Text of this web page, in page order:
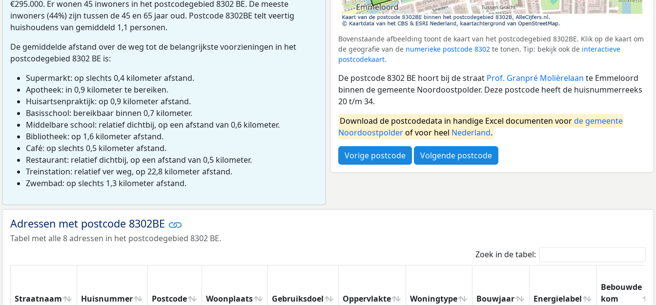
€295.000. Er wonen 45 inwoners in het postcodegebied 8302 BE. De meeste
inwoners (44%) zijn tussen de 45 en 65 jaar oud. Postcode 8302BE telt veertig
huishoudens van gemiddeld 1,1 personen.
De gemiddelde afstand over de weg tot de belangrijkste voorzieningen in het
postcodegebied 8302 BE is:
Supermarkt: op slechts 0,4 kilometer afstand.
Apotheek: in 0,9 kilometer te bereiken.
Huisartsenpraktijk: op 0,9 kilometer afstand.
Basisschool: bereikbaar binnen 0,7 kilometer.
Middelbare school: relatief dichtbij, op een afstand van 0,6 kilometer.
Bibliotheek: op 1,6 kilometer afstand.
Café: op slechts 0,5 kilometer afstand.
Restaurant: relatief dichtbij, op een afstand van 0,5 kilometer.
Treinstation: relatief ver weg, op 22,8 kilometer afstand.
Zwembad: op slechts 1,3 kilometer afstand.
Bovenstaande afbeelding toont de kaart van het postcodegebied 8302BE. Klik op de kaart om
de geografie van de numerieke postcode 8302 te tonen. Tip: bekijk ook de interactieve
postcodekaart.
De postcode 8302 BE hoort bij de straat Prof. Granpré Molièrelaan te Emmeloord
binnen de gemeente Noordoostpolder. Deze postcode heeft de huisnummerreeks
20 t/m 34.
Download de postcodedata in handige Excel documenten voorde gemeente
Noordoostpolderof voor heel Nederland.
Vorige postcode Volgende postcode
Adressen met postcode 8302BE
Tabel met alle 8 adressen in het postcodegebied 8302 BE.
Zoek in de tabel:
Straatnaam Huisnummer Postcode Woonplaats Gebruiksdoel Oppervlakte Woningtype Bouwjaar Energielabel
Bebouwde
kom